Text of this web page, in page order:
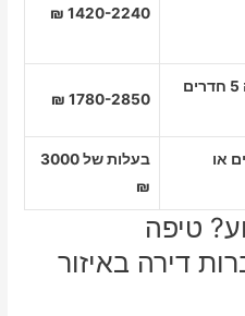
1420-2240 ₪
מה מחיר של שירות הובלות דירה 5 חדרים
1780-2850 ₪
דירה 6 חדרים או
בעלות של 3000
₪
טיפה
דירה באיזור